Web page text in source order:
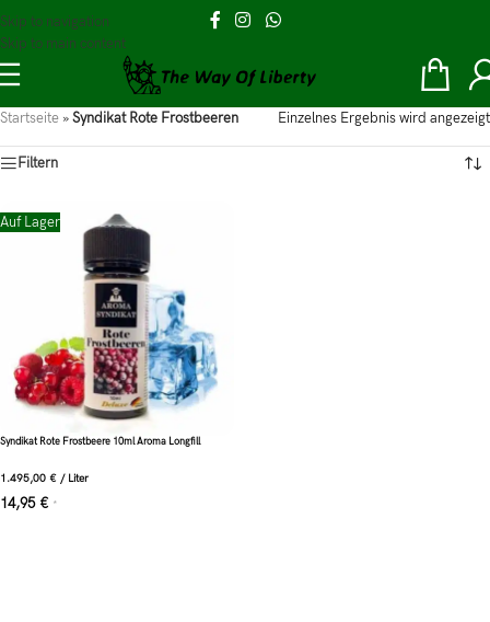
Skip to navigation
Skip to main content
Startseite »Syndikat Rote Frostbeeren Einzelnes Ergebnis wird angezeigt
Filtern
Auf Lager
Syndikat Rote Frostbeere 10ml Aroma Longfill
1.495,00 € / Liter
14,95 € *